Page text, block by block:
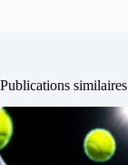
Publications similaires